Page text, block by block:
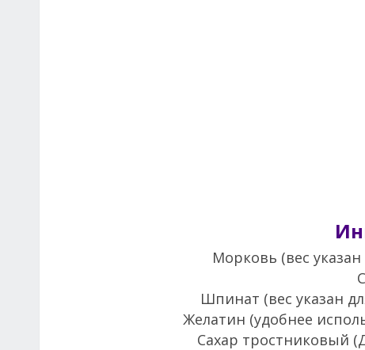
Морковь (вес
Шпинат (вес указан
Желатин (удобнее
Сахар тростниковый